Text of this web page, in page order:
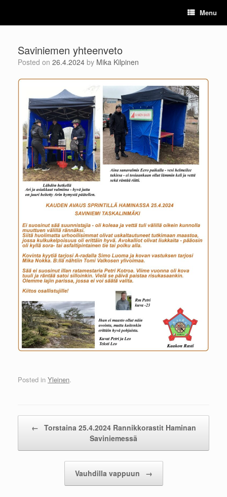
content
Menu
Saviniemen yhteenveto
Posted on 26.4.2024 by Mika Kilpinen
Posted in Yleinen.
← Torstaina 25.4.2024 Rannikkorastit Haminan
Saviniemessä
Vauhdilla vappuun →